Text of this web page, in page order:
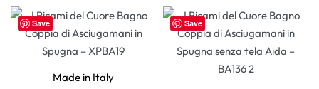
Save
Made in Italy
Save